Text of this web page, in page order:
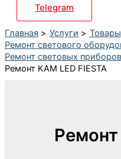
Telegram
Главная Услуги
Товары
Ремонт светового
Ремонт световых
Ремонт KAM LED FIESTA
Ремонт